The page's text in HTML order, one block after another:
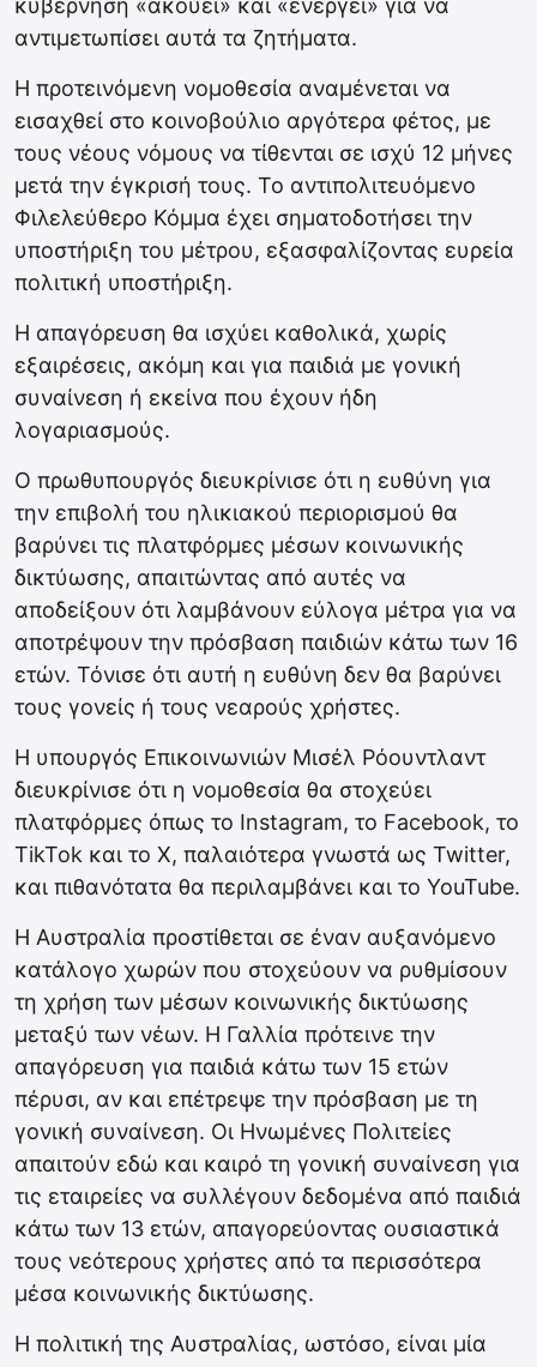
κυβέρνηση «ακούει» και «ενεργεί» για να
αντιμετωπίσει αυτά τα ζητήματα.
Η προτεινόμενη νομοθεσία αναμένεται να
εισαχθεί στο κοινοβούλιο αργότερα φέτος, με
τους νέους νόμους να τίθενται σε ισχύ 12 μήνες
μετά την έγκρισή τους. Το αντιπολιτευόμενο
Φιλελεύθερο Κόμμα έχει σηματοδοτήσει την
υποστήριξη του μέτρου, εξασφαλίζοντας ευρεία
πολιτική υποστήριξη.
Η απαγόρευση θα ισχύει καθολικά, χωρίς
εξαιρέσεις, ακόμη και για παιδιά με γονική
συναίνεση ή εκείνα που έχουν ήδη
λογαριασμούς.
Ο πρωθυπουργός διευκρίνισε ότι η ευθύνη για
την επιβολή του ηλικιακού περιορισμού θα
βαρύνει τις πλατφόρμες μέσων κοινωνικής
δικτύωσης, απαιτώντας από αυτές να
αποδείξουν ότι λαμβάνουν εύλογα μέτρα για να
αποτρέψουν την πρόσβαση παιδιών κάτω των 16
ετών. Τόνισε ότι αυτή η ευθύνη δεν θα βαρύνει
τους γονείς ή τους νεαρούς χρήστες.
Η υπουργός Επικοινωνιών Mισέλ Ρόουντλαντ
διευκρίνισε ότι η νομοθεσία θα στοχεύει
πλατφόρμες όπως το Instagram, το Facebook, το
TikTok και το X, παλαιότερα γνωστά ως Twitter,
και πιθανότατα θα περιλαμβάνει και το YouTube.
Η Αυστραλία προστίθεται σε έναν αυξανόμενο
κατάλογο χωρών που στοχεύουν να ρυθμίσουν
τη χρήση των μέσων κοινωνικής δικτύωσης
μεταξύ των νέων. Η Γαλλία πρότεινε την
απαγόρευση για παιδιά κάτω των 15 ετών
πέρυσι, αν και επέτρεψε την πρόσβαση με τη
γονική συναίνεση. Οι Ηνωμένες Πολιτείες
απαιτούν εδώ και καιρό τη γονική συναίνεση για
τις εταιρείες να συλλέγουν δεδομένα από παιδιά
κάτω των 13 ετών, απαγορεύοντας ουσιαστικά
τους νεότερους χρήστες από τα περισσότερα
μέσα κοινωνικής δικτύωσης.
Η πολιτική της Αυστραλίας, ωστόσο, είναι μία